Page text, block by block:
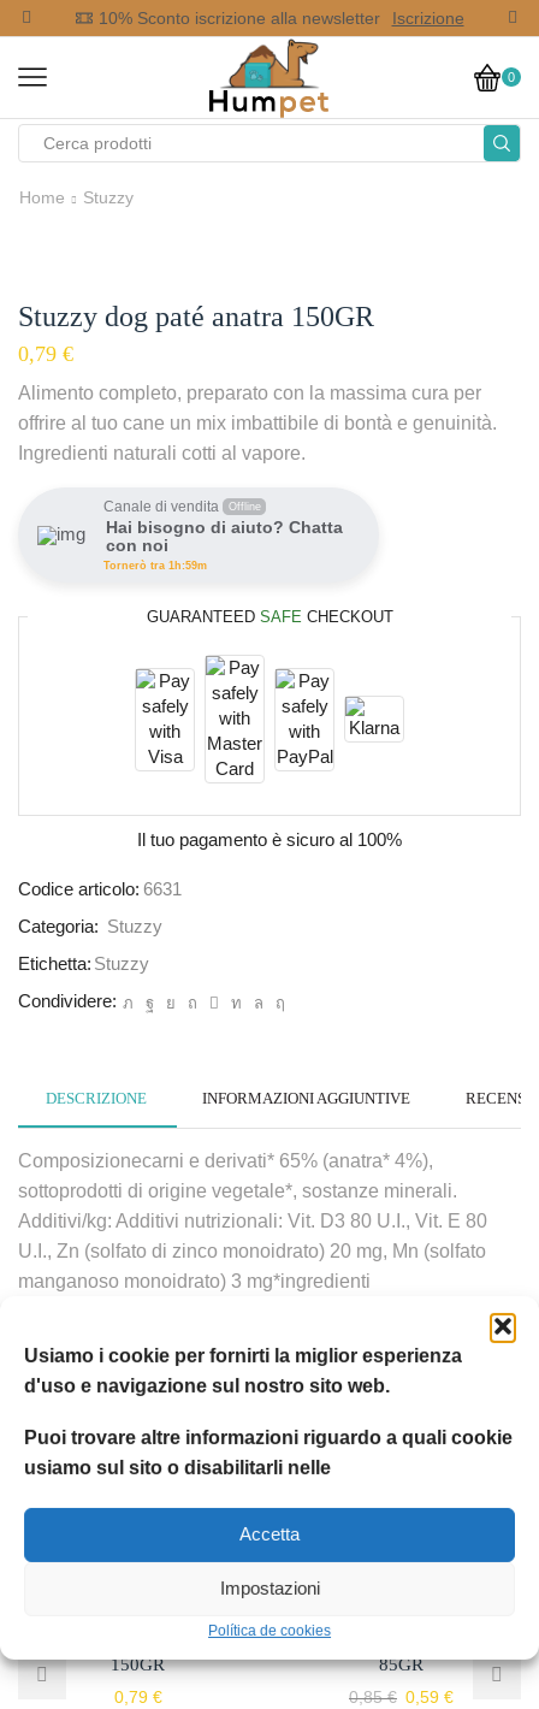
Usiamo i cookie per fornirti la miglior esperienza
d'uso e navigazione sul nostro sito web.
Puoi trovare altre informazioni riguardo a quali cookie
usiamo sul sito o disabilitarli nelle
Accetta
Impostazioni
Política de cookies
10% Sconto iscrizione alla newsletter Iscrizione
0
Home Stuzzy
Stuzzy dog paté anatra 150GR
0,79 €
Alimento completo, preparato con la massima cura per
offrire al tuo cane un mix imbattibile di bontà e genuinità.
Ingredienti naturali cotti al vapore.
Canale di vendita Offline
Hai bisogno di aiuto? Chatta
con noi
Tornerò tra 1h:59m
GUARANTEED SAFE CHECKOUT
Il tuo pagamento è sicuro al 100%
Codice articolo: 6631
Categoria: Stuzzy
Etichetta: Stuzzy
Condividere:
DESCRIZIONE INFORMAZIONI AGGIUNTIVE
Composizionecarni e derivati* 65% (anatra* 4%),
sottoprodotti di origine vegetale*, sostanze minerali.
Additivi/kg: Additivi nutrizionali: Vit. D3 80 U.I., Vit. E 80
U.I., Zn (solfato di zinco monoidrato) 20 mg, Mn (solfato
manganoso monoidrato) 3 mg*ingredienti
Stuzzy dog paté prosciutto
150GR
0,79 €
Stuzzy cat bocconcini salmone
85GR
0,85€ 0,59 €